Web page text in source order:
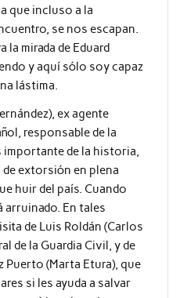
que incluso a la
se nos escapan.
la mirada de Eduard
y aquí sólo soy capaz
lástima.
ex agente
responsable de la
importante de la historia,
extorsión en plena
huir del país. Cuando
arruinado. En tales
de Luis Roldán (Carlos
de la Guardia Civil, y de
Puerto (Marta Etura), que
si les ayuda a salvar